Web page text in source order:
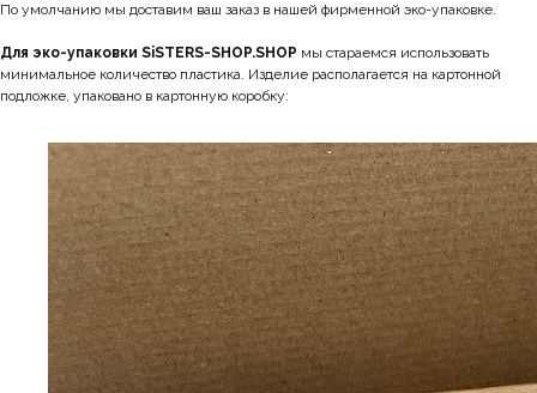
По умолчанию мы доставим ваш заказ в нашей фирменной эко-упаковке.
Для эко-упаковки SiSTERS-SHOP.SHOP мы стараемся использовать
минимальное количество пластика. Изделие располагается на картонной
подложке, упаковано в картонную коробку: